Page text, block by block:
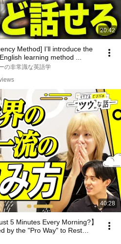
20:42
Method] I’ll introduce the
learning method ...
の非常識な英語学
40:28
5 Minutes Every Morning?】
by the "Pro Way" to Rest